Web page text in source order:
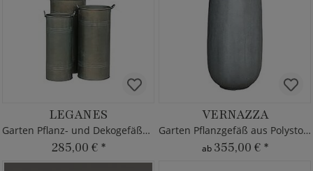
LEGANES
Garten Pflanz- und Dekogefäße aus Zink
285,00 € *
VERNAZZA
Garten Pflanzgefäß aus Polystone
ab 355,00 € *